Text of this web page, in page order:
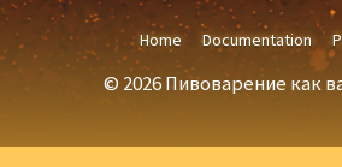
Home Documentation
© 2026 Пивоварение как